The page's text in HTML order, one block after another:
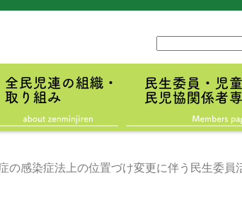
内
検
の感染症法上の位置づけ変更に伴う民生委員